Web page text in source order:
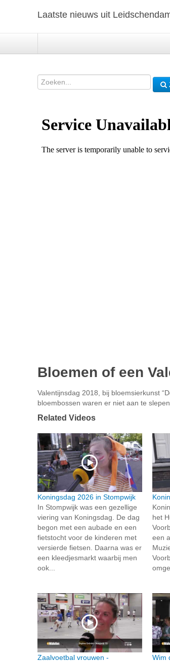
Laatste nieuws uit
Bloemen of een
Valentijnsdag 2018, bij bloemsierkunst
bloembossen waren er niet aan te
Related Videos
Koningsdag 2026 in Stompwijk
In Stompwijk was een gezellige
viering van Koningsdag. De dag
begon met een aubade en een
fietstocht voor de kinderen met
versierde fietsen. Daarna was er
een kleedjesmarkt waarbij men
ook...
het
een
Zaalvoetbal vrouwen -
Wim